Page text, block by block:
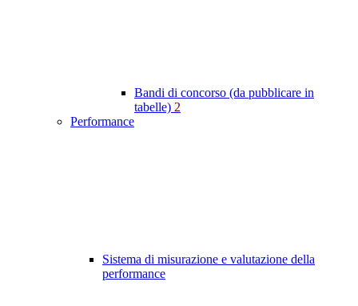
Bandi di concorso (da pubblicare in
tabelle) 2
Performance
Sistema di misurazione e valutazione della
performance